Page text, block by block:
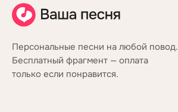
Персональные песни на любой повод.
Бесплатный фрагмент — оплата
только если понравится.